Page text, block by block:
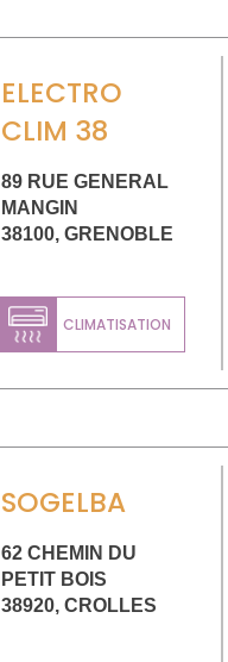
ELECTRO
CLIM 38
89 RUE GENERAL
MANGIN
38100,GRENOBLE
CLIMATISATION
SOGELBA
62 CHEMIN DU
PETIT BOIS
38920,CROLLES